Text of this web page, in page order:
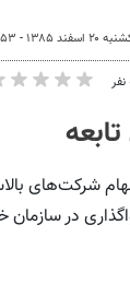
اسفند ۱۳۸۵ - ۱۸:۵۳
شرکت‌های
44، در وزارت راه، آماده
اگر